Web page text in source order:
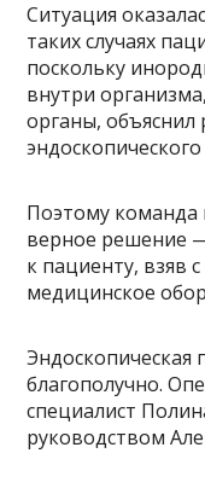
Ситуация
таких случаях
поскольку
внутри
органы, объяснил
Поэтому команда
верное решение
к пациенту, взяв
медицинское
Эндоскопическая
благополучно.
специалист
руководством